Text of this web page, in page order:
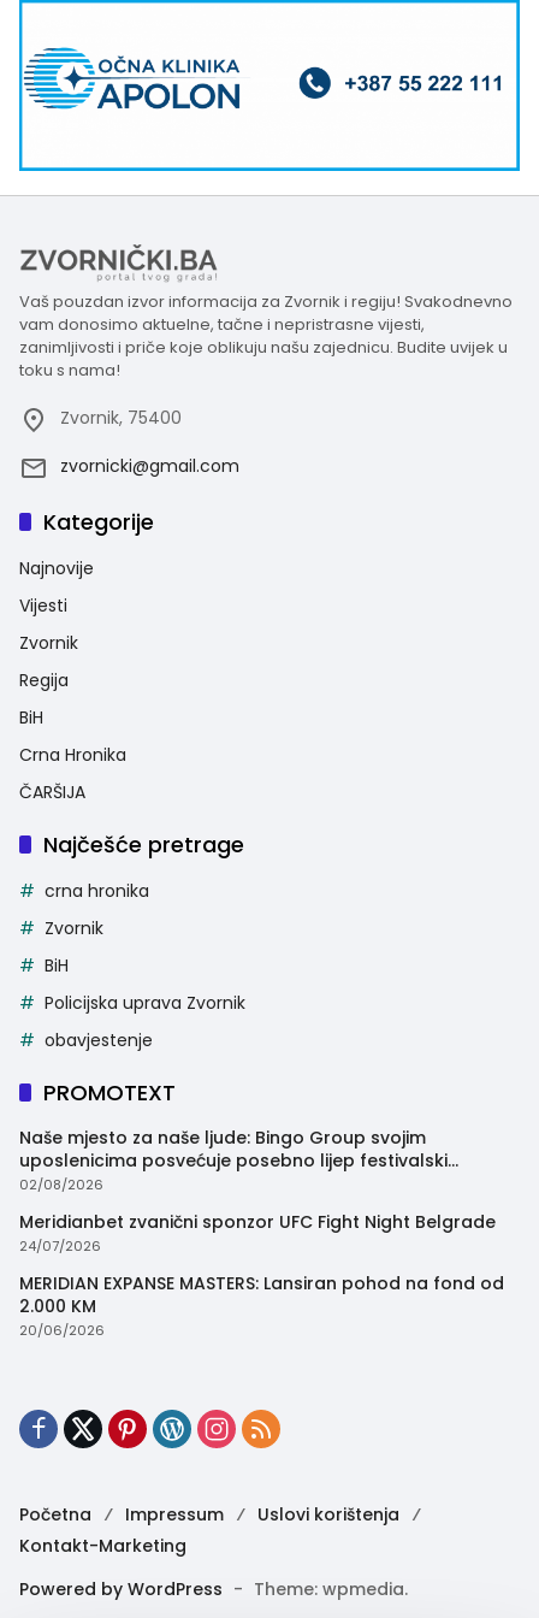
Vaš pouzdan izvor informacija za Zvornik i regiju! Svakodnevno
vam donosimo aktuelne, tačne i nepristrasne vijesti,
zanimljivosti i priče koje oblikuju našu zajednicu. Budite uvijek u
toku s nama!
Zvornik, 75400
zvornicki@gmail.com
Kategorije
Najnovije
Vijesti
Zvornik
Regija
BiH
Crna Hronika
ČARŠIJA
Najčešće pretrage
crna hronika
Zvornik
BiH
Policijska uprava Zvornik
obavjestenje
PROMOTEXT
Naše mjesto za naše ljude: Bingo Group svojim
uposlenicima posvećuje posebno lijep festivalski
trenutak
02/08/2026
Meridianbet zvanični sponzor UFC Fight Night Belgrade
24/07/2026
MERIDIAN EXPANSE MASTERS: Lansiran pohod na fond od
2.000 KM
20/06/2026
Početna Impressum
Uslovi korištenja
Kontakt-Marketing
Powered by WordPress - Theme: wpmedia.